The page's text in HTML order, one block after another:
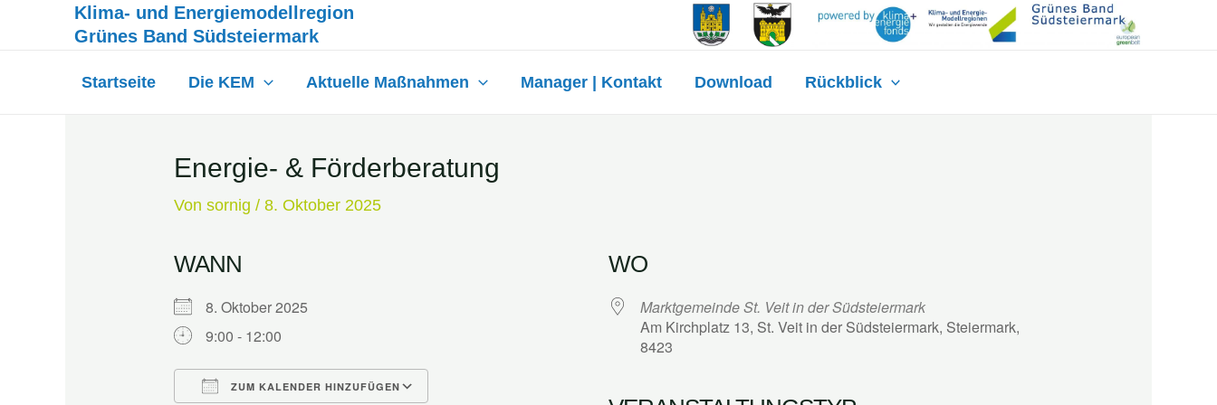
Klima- und Energiemodellregion
Grünes Band Südsteiermark
Startseite Die KEM Aktuelle Maßnahmen Manager | Kontakt Download Rückblick
Energie- & Förderberatung
Vonsornig/8. Oktober 2025
WANN
8. Oktober 2025
9:00 - 12:00
ZUM KALENDER HINZUFÜGEN
WO
Marktgemeinde St. Veit in der Südsteiermark
Am Kirchplatz 13, St. Veit in der Südsteiermark, Steiermark,
8423